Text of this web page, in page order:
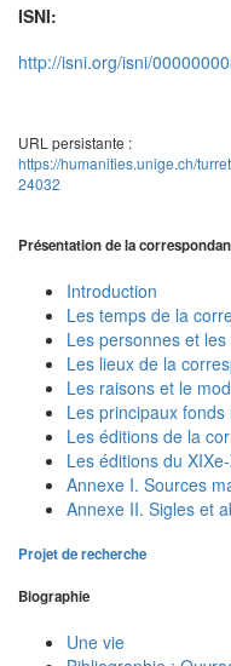
ISNI:
http://isni.org/isni/
URL persistante :
https://humanities.unige.ch/
24032
Présentation de la
Introduction
Les temps de la
Les personnes et
Les lieux de la
Les raisons et le
Les principaux
Les éditions de la
Les éditions du
Annexe I. Sources
Annexe II. Sigles et
Projet de recherche
Biographie
Une vie